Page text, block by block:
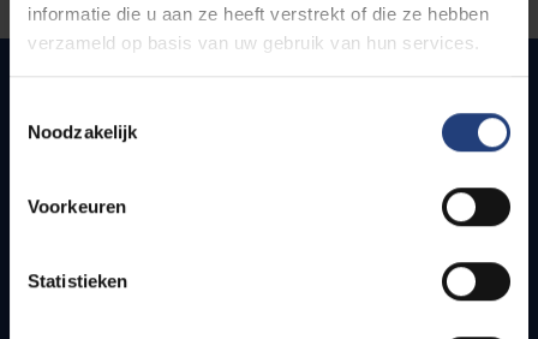
informatie die u aan ze heeft verstrekt of die ze hebben
verzameld op basis van uw gebruik van hun services.
Noodzakelijk
Voorkeuren
Statistieken
Snel naar
Bereikbaarheid